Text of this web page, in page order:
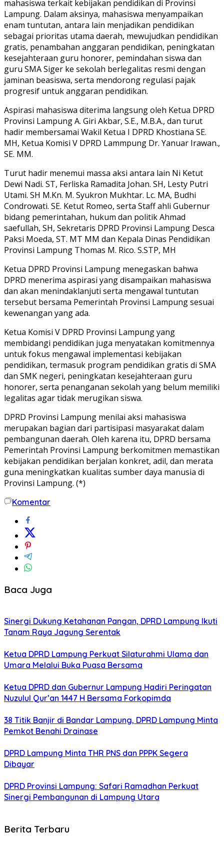
mahasiswa terkait kebijakan pendidikan di Provinsi
Lampung. Dalam aksinya, mahasiswa menyampaikan
enam tuntutan, antara lain menjadikan pendidikan
sebagai prioritas utama daerah, mewujudkan pendidikan
gratis, penambahan anggaran pendidikan, peningkatan
kesejahteraan guru honorer, pemindahan siswa dan
guru SMA Siger ke sekolah berlegalitas resmi dengan
jaminan beasiswa, serta mendorong regulasi pajak
progresif untuk anggaran pendidikan.
Aspirasi mahasiswa diterima langsung oleh Ketua DPRD
Provinsi Lampung A. Giri Akbar, S.E., M.B.A., dan turut
hadir membersamai Wakil Ketua I DPRD Khostiana SE.
MH, Ketua Komisi V DPRD Lammpung Dr. Yanuar Irawan.,
SE. MM.
Turut hadir menemui massa aksi antara lain Ni Ketut
Dewi Nadi. ST, Ferliska Ramadita Johan. SH, Lesty Putri
Utami. SH M.Kn. M. Syukron Mukhtar. Lc. MA, Budhi
Condrowati. SE. Ketut Romeo, serta Staff ahli Gubernur
bidang pemerintahan, hukum dan politik Ahmad
saefullah, SH, Sekretaris DPRD Provinsi Lampung Desca
Paksi Moeda, ST. MT MM dan Kepala Dinas Pendidikan
Provinsi Lampung Thomas M. Rico. S.STP, MH
Ketua DPRD Provinsi Lampung menegaskan bahwa
DPRD menerima aspirasi yang disampaikan mahasiswa
dan akan menindaklanjuti serta mengawal tuntutan
tersebut bersama Pemerintah Provinsi Lampung sesuai
kewenangan yang ada.
Ketua Komisi V DPRD Provinsi Lampung yang
membidangi pendidikan juga menyatakan komitmennya
untuk fokus mengawal implementasi kebijakan
pendidikan, termasuk program pendidikan gratis di SMA
dan SMK negeri, peningkatan kesejahteraan guru
honorer, serta penanganan sekolah yang belum memiliki
legalitas agar tidak merugikan siswa.
DPRD Provinsi Lampung menilai aksi mahasiswa
merupakan bagian dari partisipasi masyarakat dalam
pembangunan daerah. Oleh karena itu, DPRD bersama
Pemerintah Provinsi Lampung berkomitmen memastikan
kebijakan pendidikan berjalan konkret, adil, dan merata
guna meningkatkan kualitas sumber daya manusia di
Provinsi Lampung. (*)
Komentar
Baca Juga
Sinergi Dukung Ketahanan Pangan, DPRD Lampung Ikuti
Tanam Raya Jagung Serentak
Ketua DPRD Lampung Perkuat Silaturahmi Ulama dan
Umara Melalui Buka Puasa Bersama
Ketua DPRD dan Gubernur Lampung Hadiri Peringatan
Nuzulul Qur’an 1447 H Bersama Forkopimda
38 Titik Banjir di Bandar Lampung, DPRD Lampung Minta
Pemkot Benahi Drainase
DPRD Lampung Minta THR PNS dan PPPK Segera
Dibayar
DPRD Provinsi Lampung: Safari Ramadhan Perkuat
Sinergi Pembangunan di Lampung Utara
Berita Terbaru